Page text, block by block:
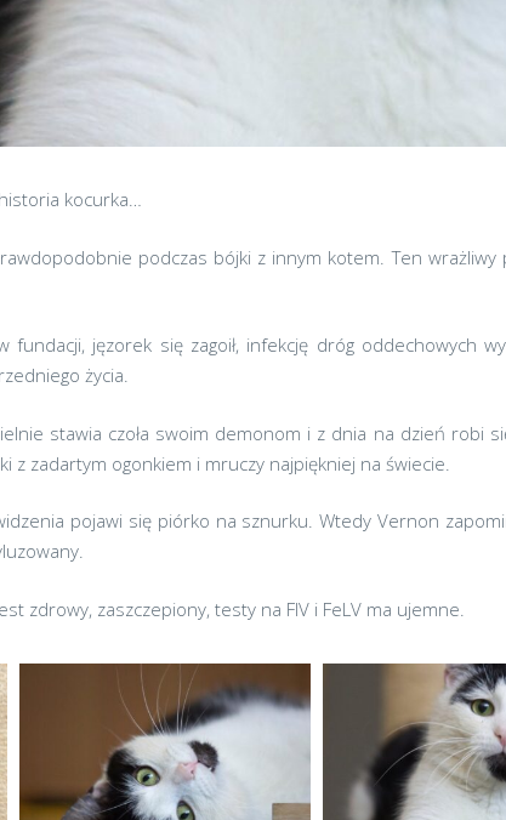
kocurka…
podczas bójki z innym kotem. Ten
fundacji, jęzorek się zagoił, infekcję dróg oddechowych
życia.
stawia czoła swoim demonom i z dnia na dzień robi
z zadartym ogonkiem i mruczy najpiękniej na świecie.
pojawi się piórko na sznurku. Wtedy Vernon
zdrowy, zaszczepiony, testy na FIV i FeLV ma ujemne.